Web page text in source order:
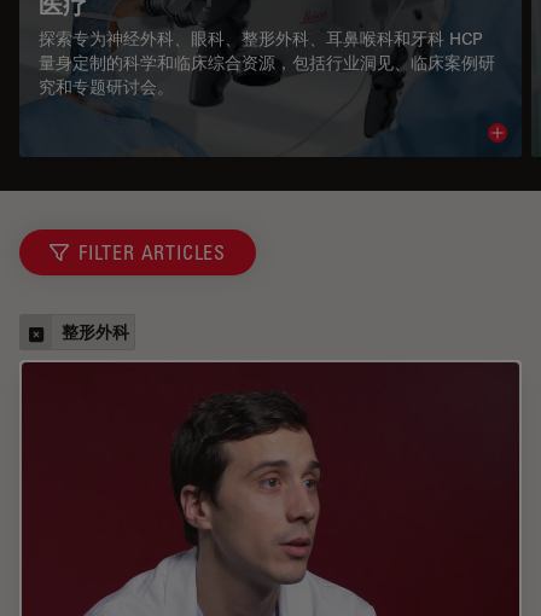
探索专为神经外科、眼科、整形外科、耳鼻喉科和牙科 HCP
量身定制的科学和临床综合资源，包括行业洞见、临床案例研
究和专题研讨会。
FILTER ARTICLES
整形外科